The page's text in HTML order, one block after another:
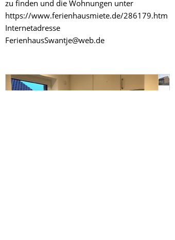
zu finden und die Wohnungen unter
https://www.ferienhausmiete.de/286179.htm
Internetadresse
FerienhausSwantje@web.de